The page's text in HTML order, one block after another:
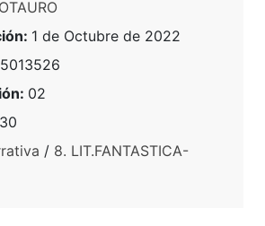
1 de Octubre de 2022
02
/ 8. LIT.FANTASTICA-